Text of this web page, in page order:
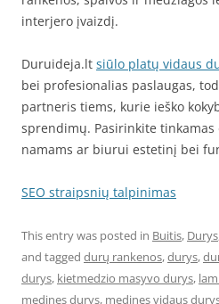
interjero įvaizdį.
Duruideja.lt siūlo platų vidaus
bei profesionalias paslaugas,
partneris tiems, kurie ieško
sprendimų. Pasirinkite
namams ar biurui estetinį bei
SEO straipsnių talpinimas
This entry was posted in Buitis, Durys
and tagged durų rankenos,durys,
durys, kietmedzio masyvo durys,
medines durys, medines vidaus